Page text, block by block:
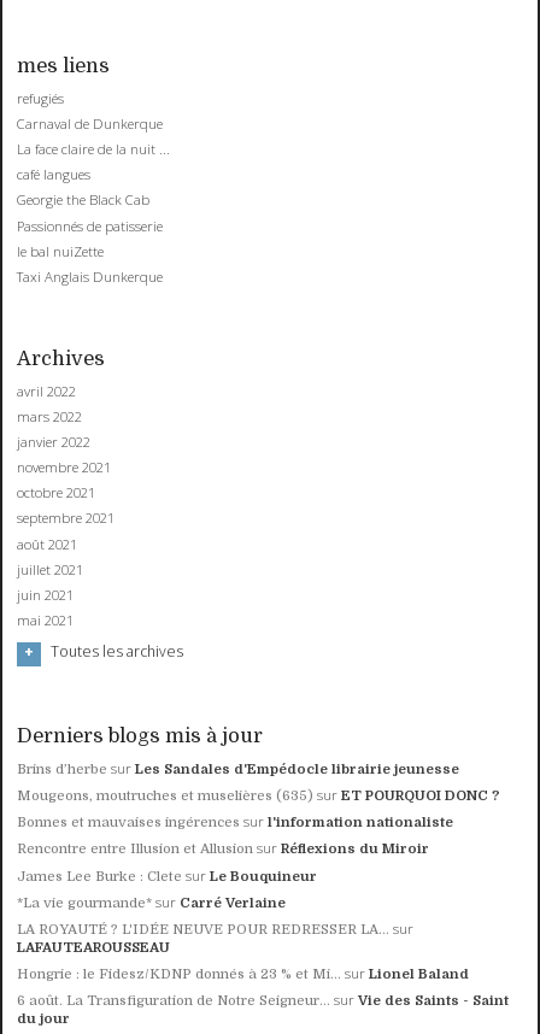
mes liens
refugiés
Carnaval de Dunkerque
La face claire de la nuit ...
café langues
Georgie the Black Cab
Passionnés de patisserie
le bal nuiZette
Taxi Anglais Dunkerque
Archives
avril 2022
mars 2022
janvier 2022
novembre 2021
octobre 2021
septembre 2021
août 2021
juillet 2021
juin 2021
mai 2021
Toutes les archives
Derniers blogs mis à jour
Brins d’herbe surLes Sandales d'Empédocle librairie jeunesse
Mougeons, moutruches et muselières (635) surET POURQUOI DONC ?
Bonnes et mauvaises ingérences surl'information nationaliste
Rencontre entre Illusion et Allusion surRéflexions du Miroir
James Lee Burke : Clete surLe Bouquineur
*La vie gourmande* sur Carré Verlaine
LA ROYAUTÉ ? L'IDÉE NEUVE POUR REDRESSER LA... sur
LAFAUTEAROUSSEAU
Hongrie : le Fidesz/KDNP donnés à 23 % et Mi... surLionel Baland
6 août. La Transfiguration de Notre Seigneur... surVie des Saints - Saint
du jour